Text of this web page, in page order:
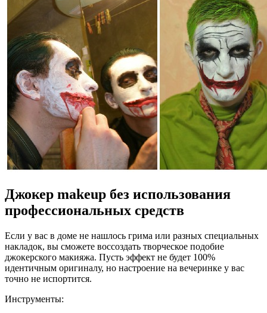
Джокер makeup без использования
профессиональных средств
Если у вас в доме не нашлось грима или разных специальных
накладок, вы сможете воссоздать творческое подобие
джокерского макияжа. Пусть эффект не будет 100%
идентичным оригиналу, но настроение на вечеринке у вас
точно не испортится.
Инструменты: